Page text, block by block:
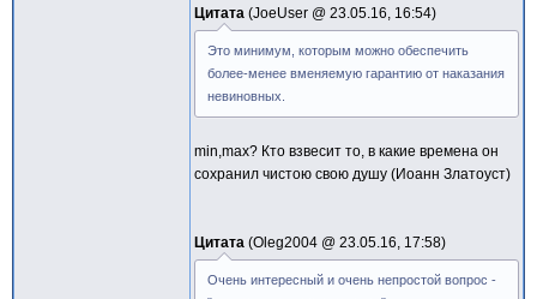
Цитата JoeUser @ 23.05.16, 16:54
Это минимум, которым можно обеспечить
более-менее вменяемую гарантию от наказания
невиновных.
min,max? Кто взвесит то, в какие времена он
сохранил чистою свою душу (Иоанн Златоуст)
Цитата Oleg2004 @ 23.05.16, 17:58
Очень интересный и очень непростой вопрос -